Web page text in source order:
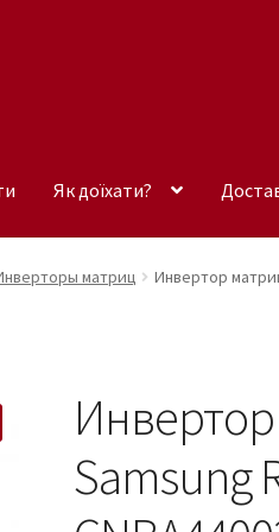
Як доїхати?
матриц Инвертор
Samsung